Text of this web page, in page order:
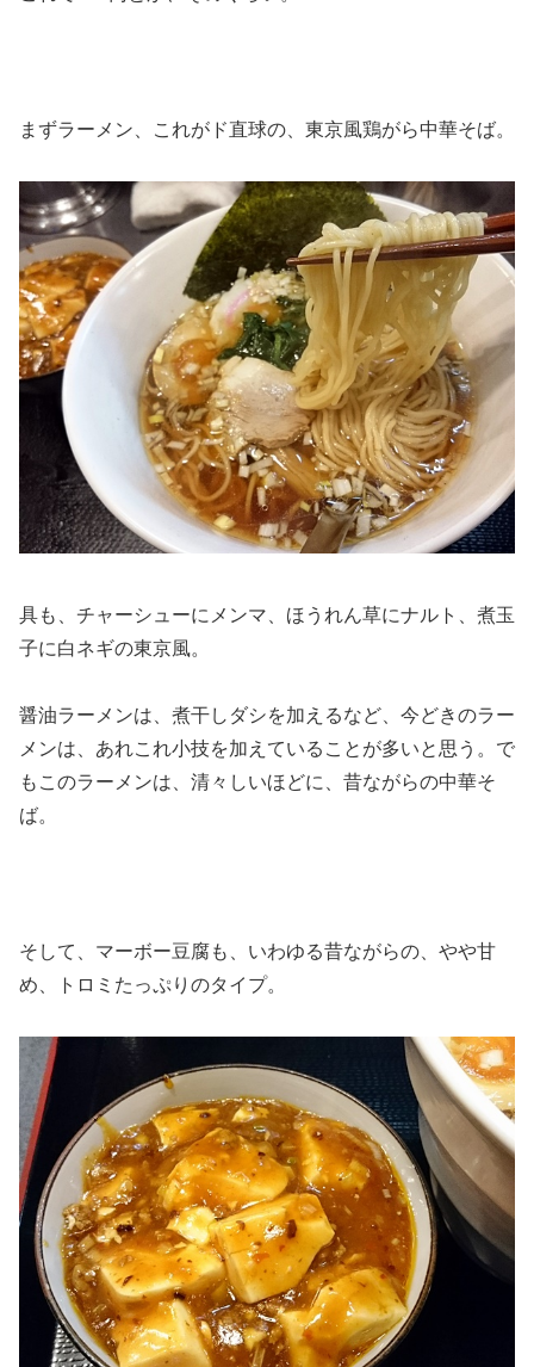
まずラーメン、これがド直球の、東京風鶏がら中華そば。
具も、チャーシューにメンマ、ほうれん草にナルト、煮玉
子に白ネギの東京風。
醤油ラーメンは、煮干しダシを加えるなど、今どきのラー
メンは、あれこれ小技を加えていることが多いと思う。で
もこのラーメンは、清々しいほどに、昔ながらの中華そ
ば。
そして、マーボー豆腐も、いわゆる昔ながらの、やや甘
め、トロミたっぷりのタイプ。